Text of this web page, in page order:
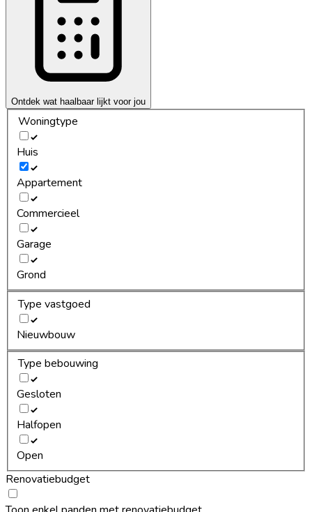
Ontdek wat haalbaar lijkt voor jou
Woningtype
Huis
Appartement
Commercieel
Garage
Grond
Type vastgoed
Nieuwbouw
Type bebouwing
Gesloten
Halfopen
Open
Renovatiebudget